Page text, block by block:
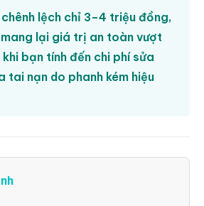
lệch chỉ 3–4 triệu đồng,
mang lại giá trị an toàn vượt
bạn tính đến chi phí sửa
tai nạn do phanh kém hiệu